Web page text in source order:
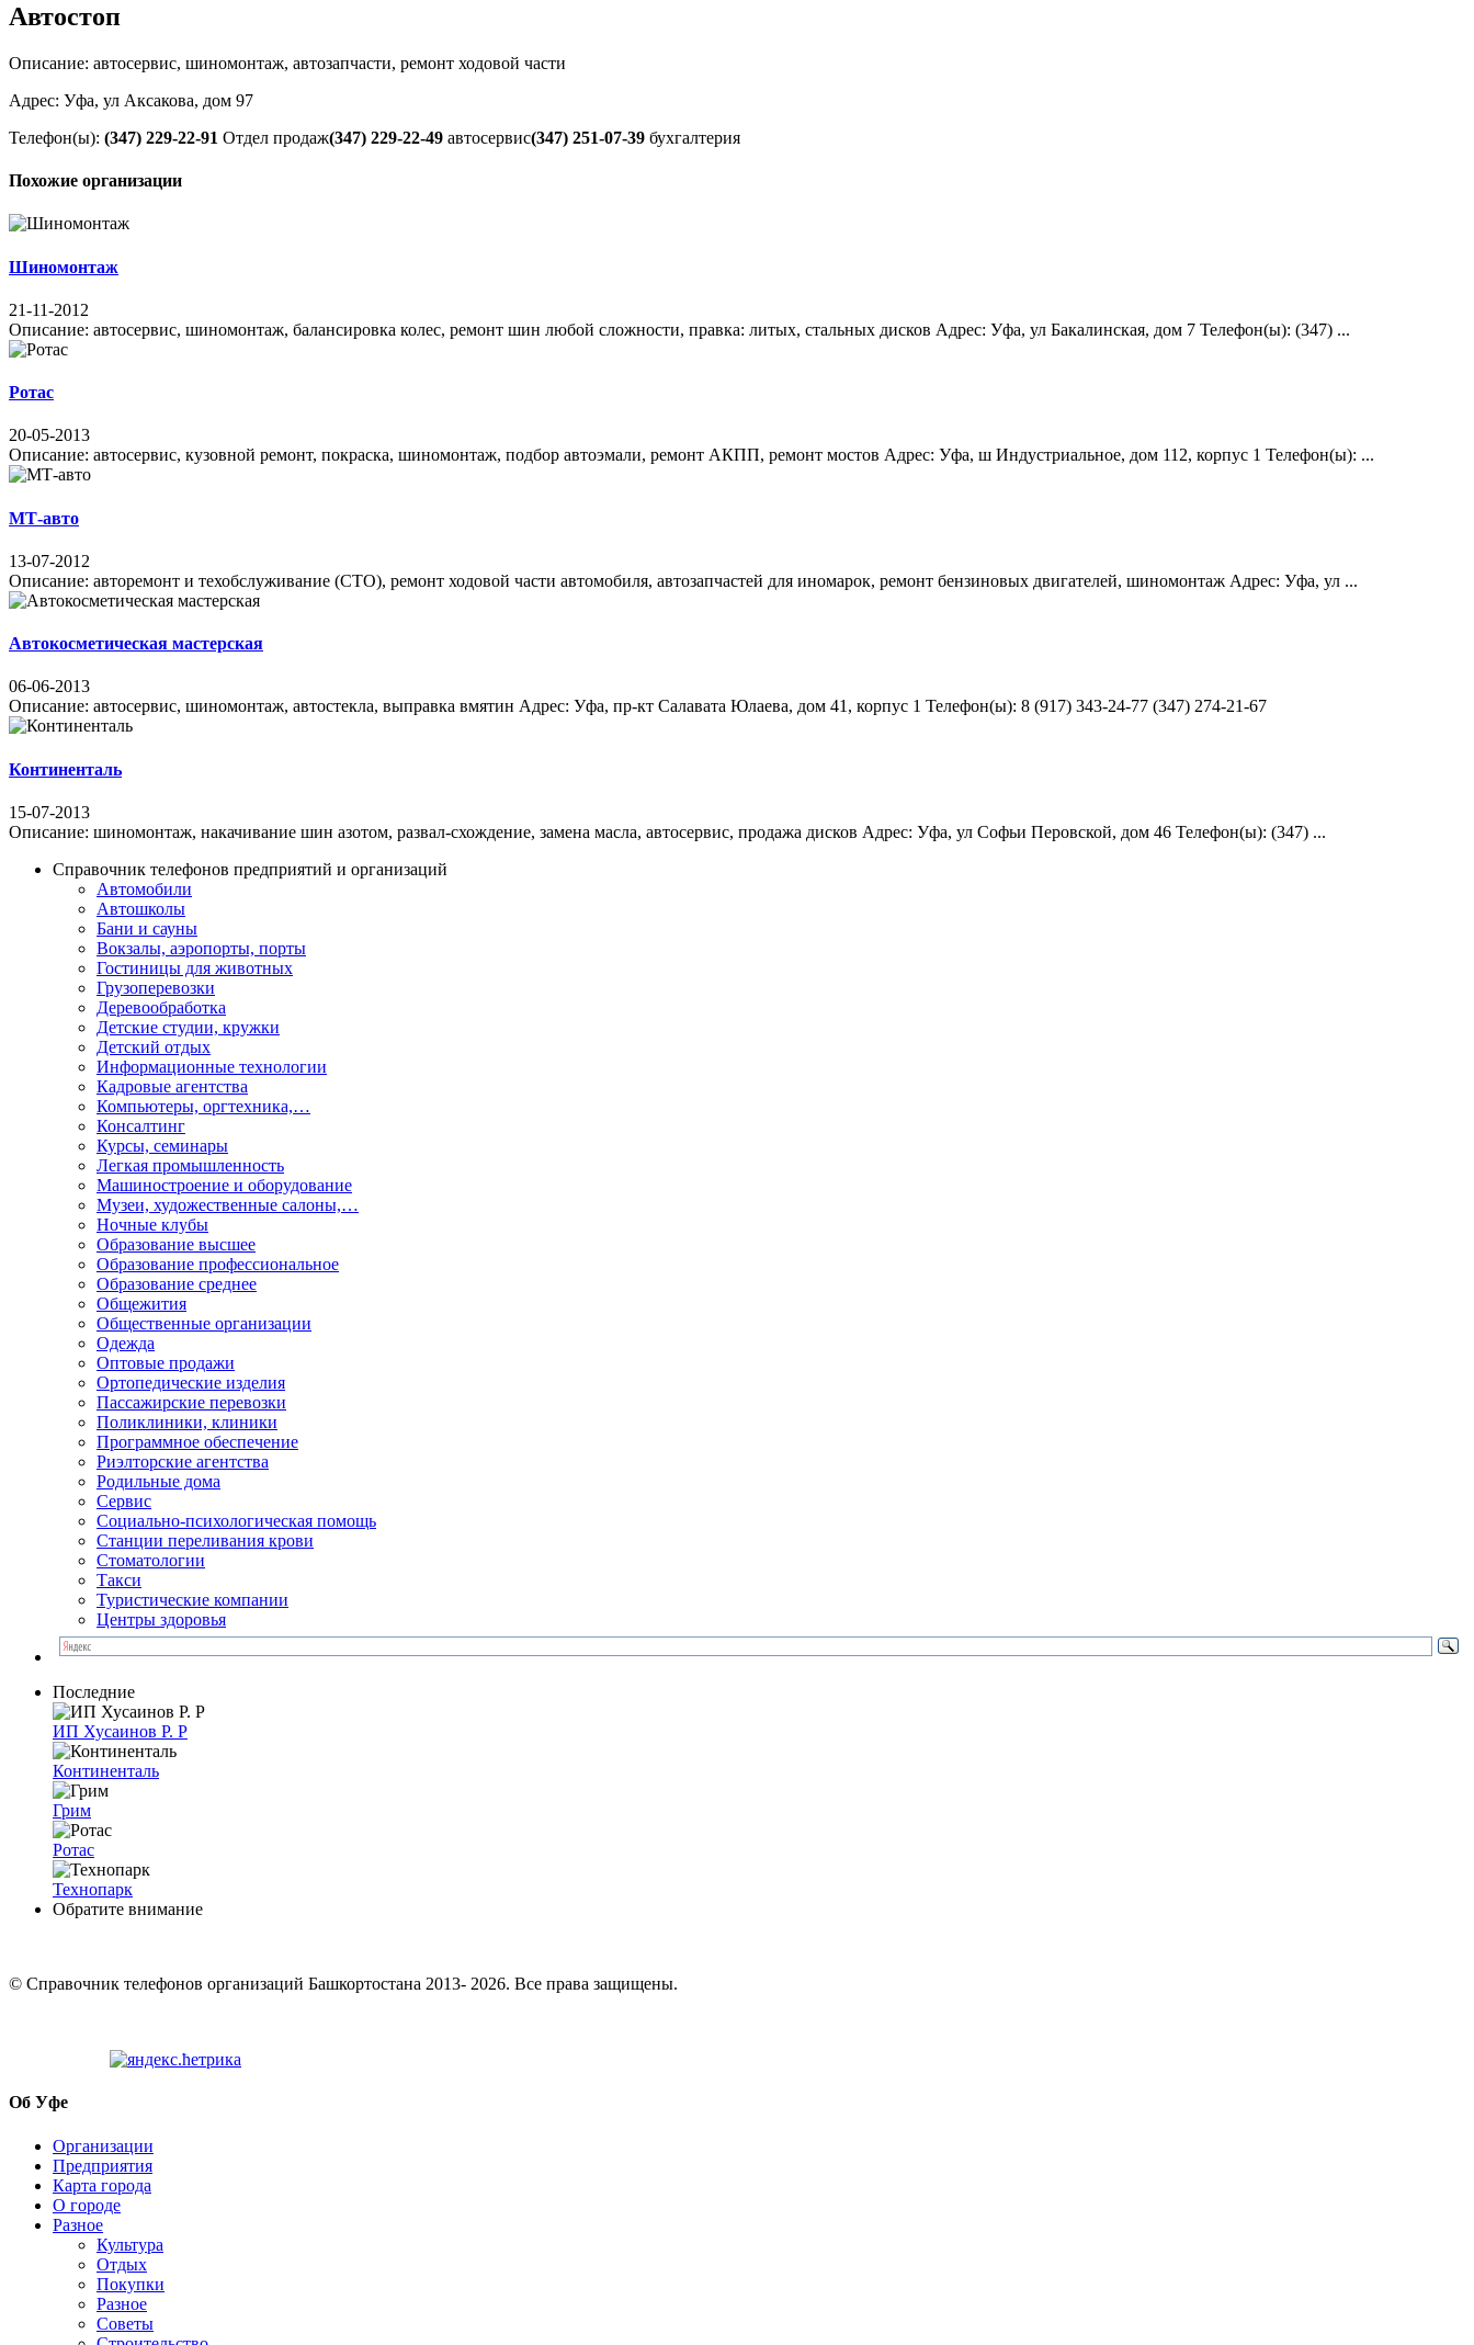
Автостоп
Описание: автосервис, шиномонтаж, автозапчасти, ремонт ходовой части
Адрес: Уфа, ул Аксакова, дом 97
Телефон(ы): (347) 229-22-91 Отдел продаж(347) 229-22-49 автосервис(347) 251-07-39 бухгалтерия
Похожие организации
Шиномонтаж
21-11-2012
Описание: автосервис, шиномонтаж, балансировка колес, ремонт шин любой сложности, правка: литых, стальных дисков Адрес: Уфа, ул Бакалинская, дом 7 Телефон(ы): (347) ...
Ротас
20-05-2013
Описание: автосервис, кузовной ремонт, покраска, шиномонтаж, подбор автоэмали, ремонт АКПП, ремонт мостов Адрес: Уфа, ш Индустриальное, дом 112, корпус 1 Телефон(ы): ...
МТ-авто
13-07-2012
Описание: авторемонт и техобслуживание (СТО), ремонт ходовой части автомобиля, автозапчастей для иномарок, ремонт бензиновых двигателей, шиномонтаж Адрес: Уфа, ул ...
Автокосметическая мастерская
06-06-2013
Описание: автосервис, шиномонтаж, автостекла, выправка вмятин Адрес: Уфа, пр-кт Салавата Юлаева, дом 41, корпус 1 Телефон(ы): 8 (917) 343-24-77 (347) 274-21-67
Континенталь
15-07-2013
Описание: шиномонтаж, накачивание шин азотом, развал-схождение, замена масла, автосервис, продажа дисков Адрес: Уфа, ул Софьи Перовской, дом 46 Телефон(ы): (347) ...
Справочник телефонов предприятий и организаций
Автомобили
Автошколы
Бани и сауны
Вокзалы, аэропорты, порты
Гостиницы для животных
Грузоперевозки
Деревообработка
Детские студии, кружки
Детский отдых
Информационные технологии
Кадровые агентства
Компьютеры, оргтехника,…
Консалтинг
Курсы, семинары
Легкая промышленность
Машиностроение и оборудование
Музеи, художественные салоны,…
Ночные клубы
Образование высшее
Образование профессиональное
Образование среднее
Общежития
Общественные организации
Одежда
Оптовые продажи
Ортопедические изделия
Пассажирские перевозки
Поликлиники, клиники
Программное обеспечение
Риэлторские агентства
Родильные дома
Сервис
Социально-психологическая помощь
Станции переливания крови
Стоматологии
Такси
Туристические компании
Центры здоровья
Последние
ИП Хусаинов Р. Р
Континенталь
Грим
Ротас
Технопарк
Обратите внимание
© Cправочник телефонов организаций Башкортостана 2013- 2026. Все права защищены.
Об Уфе
Организации
Предприятия
Карта города
О городе
Разное
Культура
Отдых
Покупки
Разное
Советы